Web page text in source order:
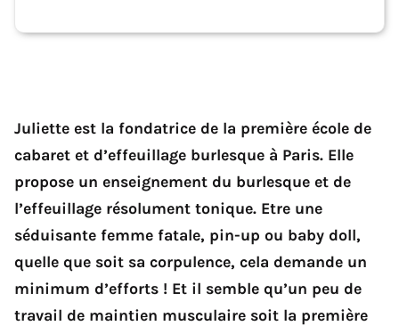
Juliette est la fondatrice de la première école de
cabaret et d’effeuillage burlesque à Paris. Elle
propose un enseignement du burlesque et de
l’effeuillage résolument tonique. Etre une
séduisante femme fatale, pin-up ou baby doll,
quelle que soit sa corpulence, cela demande un
minimum d’efforts ! Et il semble qu’un peu de
travail de maintien musculaire soit la première